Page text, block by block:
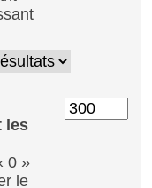
les
0 »
le